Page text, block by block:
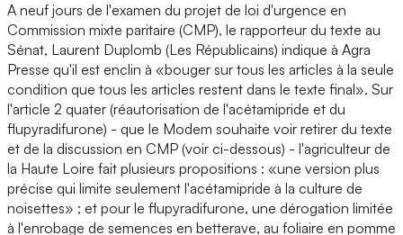
A neuf jours de l'examen du projet de loi d'urgence en
Commission mixte paritaire (CMP), le rapporteur du texte au
Sénat, Laurent Duplomb (Les Républicains) indique à Agra
Presse qu'il est enclin à «bouger sur tous les articles à la seule
condition que tous les articles restent dans le texte final». Sur
l'article 2 quater (réautorisation de l'acétamipride et du
flupyradifurone) - que le Modem souhaite voir retirer du texte
et de la discussion en CMP (voir ci-dessous) - l'agriculteur de
la Haute Loire fait plusieurs propositions : «une version plus
précise qui limite seulement l'acétamipride à la culture de
noisettes» ; et pour le flupyradifurone, une dérogation limitée
à l'enrobage de semences en betterave, au foliaire en pomme